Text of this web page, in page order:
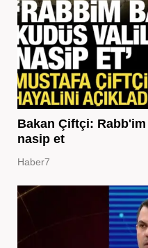
Bakan Çiftçi:
nasip et
Haber7